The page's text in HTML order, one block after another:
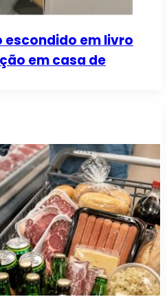
escondido em livro
em casa de